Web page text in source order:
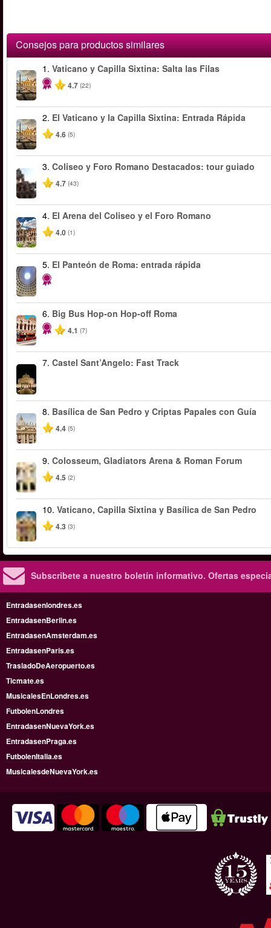
Consejos para productos similares
1. Vaticano y Capilla Sixtina: Salta las Filas
4.7 (22)
2. El Vaticano y la Capilla Sixtina: Entrada Rápida
4.6 (5)
3. Coliseo y Foro Romano Destacados: tour guiado
4.7 (43)
4. El Arena del Coliseo y el Foro Romano
4.0 (1)
5. El Panteón de Roma: entrada rápida
6. Big Bus Hop-on Hop-off Roma
4.1 (7)
7. Castel Sant’Angelo: Fast Track
8. Basílica de San Pedro y Criptas Papales con Guía
4.4 (5)
9. Colosseum, Gladiators Arena & Roman Forum
4.5 (2)
10. Vaticano, Capilla Sixtina y Basílica de San Pedro
4.3 (3)
Subscribete a nuestro boletín informativo. Ofertas
Entradasenlondres.es
EntradasenBerlin.es
EntradasenAmsterdam.es
EntradasenParis.es
TrasladoDeAeropuerto.es
Ticmate.es
MusicalesEnLondres.es
FutbolenLondres
EntradasenNuevaYork.es
EntradasenPraga.es
FutbolenItalia.es
MusicalesdeNuevaYork.es